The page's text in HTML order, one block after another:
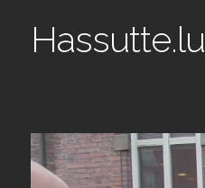
Hassutte.lu